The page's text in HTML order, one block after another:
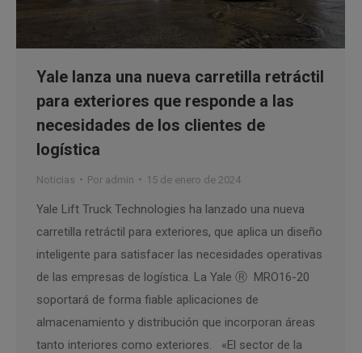
Yale lanza una nueva carretilla retráctil
para exteriores que responde a las
necesidades de los clientes de
logística
Noticias Por admin 15 de enero de 2024
Yale Lift Truck Technologies ha lanzado una nueva
carretilla retráctil para exteriores, que aplica un diseño
inteligente para satisfacer las necesidades operativas
de las empresas de logística. La Yale Ⓡ MRO16-20
soportará de forma fiable aplicaciones de
almacenamiento y distribución que incorporan áreas
tanto interiores como exteriores. «El sector de la